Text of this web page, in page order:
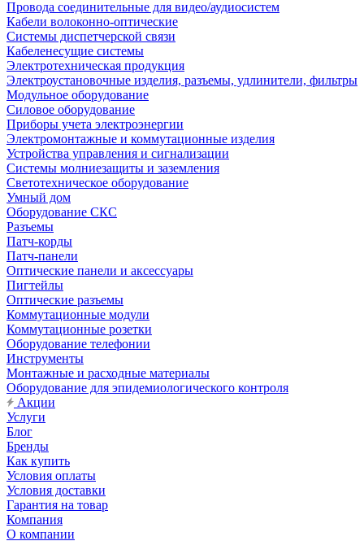
Провода соединительные для видео/аудиосистем
Кабели волоконно-оптические
Системы диспетчерской связи
Кабеленесущие системы
Электротехническая продукция
Электроустановочные изделия, разъемы, удлинители, фильтры
Модульное оборудование
Силовое оборудование
Приборы учета электроэнергии
Электромонтажные и коммутационные изделия
Устройства управления и сигнализации
Системы молниезащиты и заземления
Светотехническое оборудование
Умный дом
Оборудование СКС
Разъемы
Патч-корды
Патч-панели
Оптические панели и аксессуары
Пигтейлы
Оптические разъемы
Коммутационные модули
Коммутационные розетки
Оборудование телефонии
Инструменты
Монтажные и расходные материалы
Оборудование для эпидемиологического контроля
Акции
Услуги
Блог
Бренды
Как купить
Условия оплаты
Условия доставки
Гарантия на товар
Компания
О компании